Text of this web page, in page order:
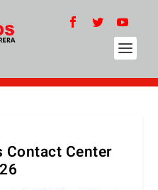
Contact Center